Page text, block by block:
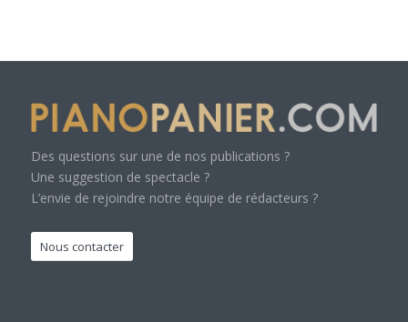
Des questions sur une de nos publications ?
Une suggestion de spectacle ?
L’envie de rejoindre notre équipe de rédacteurs ?
Nous contacter